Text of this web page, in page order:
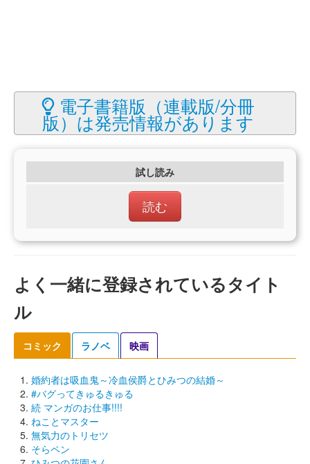
電子書籍版（連載版/分冊
版）は発売情報があります
試し読み
読む
よく一緒に登録されているタイト
ル
コミック ラノベ 映画
婚約者は吸血鬼～冷血侯爵とひみつの結婚～
#バグってきゅるきゅる
続 マンガのお仕事!!!!
ねことマスター
無気力のトリセツ
そらペン